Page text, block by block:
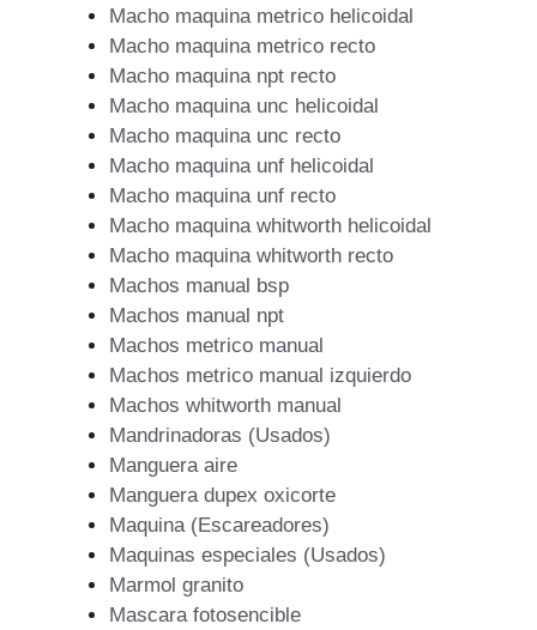
Macho maquina metrico helicoidal
Macho maquina metrico recto
Macho maquina npt recto
Macho maquina unc helicoidal
Macho maquina unc recto
Macho maquina unf helicoidal
Macho maquina unf recto
Macho maquina whitworth helicoidal
Macho maquina whitworth recto
Machos manual bsp
Machos manual npt
Machos metrico manual
Machos metrico manual izquierdo
Machos whitworth manual
Mandrinadoras (Usados)
Manguera aire
Manguera dupex oxicorte
Maquina (Escareadores)
Maquinas especiales (Usados)
Marmol granito
Mascara fotosencible